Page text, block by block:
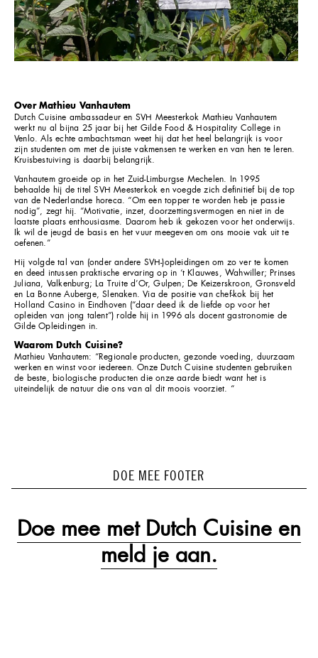
Over Mathieu Vanhautem
Dutch Cuisine ambassadeur en SVH Meesterkok Mathieu Vanhautem
werkt nu al bijna 25 jaar bij het Gilde Food & Hospitality College in
Venlo. Als echte ambachtsman weet hij dat het heel belangrijk is voor
zijn studenten om met de juiste vakmensen te werken en van hen te leren.
Kruisbestuiving is daarbij belangrijk.
Vanhautem groeide op in het Zuid-Limburgse Mechelen. In 1995
behaalde hij de titel SVH Meesterkok en voegde zich definitief bij de top
van de Nederlandse horeca. “Om een topper te worden heb je passie
nodig”, zegt hij. “Motivatie, inzet, doorzettingsvermogen en niet in de
laatste plaats enthousiasme. Daarom heb ik gekozen voor het onderwijs.
Ik wil de jeugd de basis en het vuur meegeven om ons mooie vak uit te
oefenen.”
Hij volgde tal van (onder andere SVH-)opleidingen om zo ver te komen
en deed intussen praktische ervaring op in ‘t Klauwes, Wahwiller; Prinses
Juliana, Valkenburg; La Truite d’Or, Gulpen; De Keizerskroon, Gronsveld
en La Bonne Auberge, Slenaken. Via de positie van chef-kok bij het
Holland Casino in Eindhoven (“daar deed ik de liefde op voor het
opleiden van jong talent”) rolde hij in 1996 als docent gastronomie de
Gilde Opleidingen in.
Waarom Dutch Cuisine?
Mathieu Vanhautem: “Regionale producten, gezonde voeding, duurzaam
werken en winst voor iedereen. Onze Dutch Cuisine studenten gebruiken
de beste, biologische producten die onze aarde biedt want het is
uiteindelijk de natuur die ons van al dit moois voorziet. “
DOE MEE FOOTER
Doe mee met Dutch Cuisine en
meld je aan.